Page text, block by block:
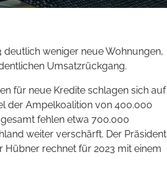
weniger neue Wohnungen,
Umsatzrückgang.
für neue Kredite schlagen sich auf
der Ampelkoalition von 400.000
fehlen etwa 700.000
weiter verschärft. Der Präsident
Hübner rechnet für 2023 mit einem